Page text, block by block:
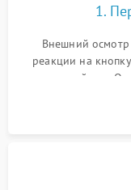
1.
Внешний осмотр
реакции на
устройства.
лабораторного